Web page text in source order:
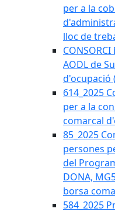
per a la
lloc de
AODL de
d'ocupació
614_2025
per a la
comarcal
85_2025
persones
del
DONA,
borsa
584_2025